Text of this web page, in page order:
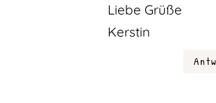
Liebe Grüße
Kerstin